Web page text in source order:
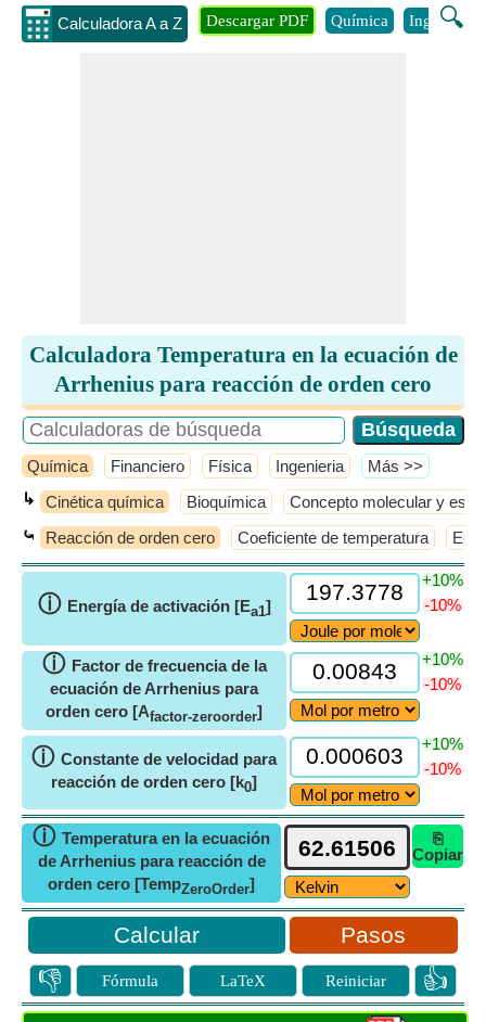
Calculadora A a Z 🔍
Descargar PDF Química Ingenieria
Calculadora Temperatura en la ecuación de
Arrhenius para reacción de orden cero
Química Financiero Física Ingenieria ​Más >>
↳ Cinética química Bioquímica Concepto molecular y
⤿ Reacción de orden cero Coeficiente de temperatura
ⓘ Energía de activación [Ea1]
+10%
-10%
ⓘ Factor de frecuencia de la
ecuación de Arrhenius para
orden cero [Afactor-zeroorder]
+10%
-10%
ⓘ Constante de velocidad para
reacción de orden cero [k0]
+10%
-10%
ⓘ Temperatura en la ecuación
de Arrhenius para reacción de
orden cero [TempZeroOrder]
⎘
Copiar
Pasos
👎 Fórmula LaTeX Reiniciar 👍